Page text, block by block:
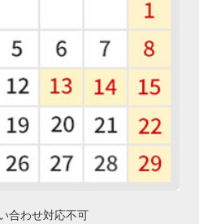
合わせ対応不可